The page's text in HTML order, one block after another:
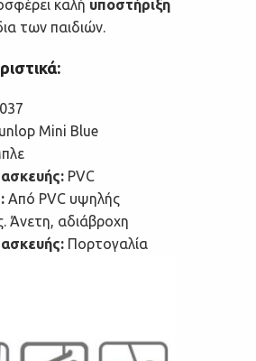
καλή υποστήριξη
των παιδιών.
037
Mini Blue
PVC
Από PVC υψηλής
Άνετη, αδιάβροχη
Πορτογαλία